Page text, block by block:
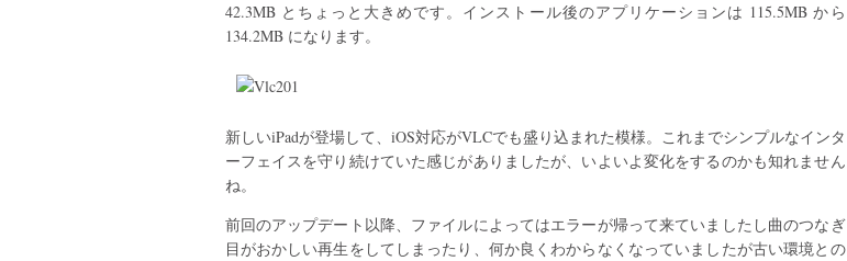
42.3MB とちょっと大きめです。インストール後のアプリケーションは 115.5MB から
134.2MB になります。
新しいiPadが登場して、iOS対応がVLCでも盛り込まれた模様。これまでシンプルなインタ
ーフェイスを守り続けていた感じがありましたが、いよいよ変化をするのかも知れません
ね。
前回のアップデート以降、ファイルによってはエラーが帰って来ていましたし曲のつなぎ
目がおかしい再生をしてしまったり、何か良くわからなくなっていましたが古い環境との